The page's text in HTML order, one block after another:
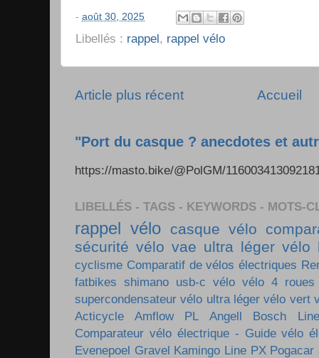
- août 30, 2025
Libellés : rappel, rappel vélo
Article plus récent Accueil
"Port du casque ? anecdotes et
https://masto.bike/@PolGM/
LIBELLÉS - TAGS - KEYWORDS - MOTS-
rappel vélo casque vélo
sécurité vélo vae ultra léger vélo
cyclisme Comparatif de vélos électriques
fatbikes shimano usb-c vélo vélo 4 roues
supercondensateur vélo ultra léger vélo vert
Acticycle
Amflow PL Angell
Bosch
Comparateur vélo électrique - Guide vélo
Evenepoel Gravel Kamingo Line PX Pogacar